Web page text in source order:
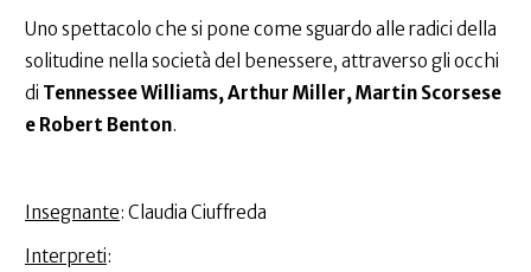
Uno spettacolo che si pone come sguardo alle radici della
solitudine nella società del benessere, attraverso gli occhi
di Tennessee Williams, Arthur Miller, Martin Scorsese
e Robert Benton.
Insegnante: Claudia Ciuffreda
Interpreti: